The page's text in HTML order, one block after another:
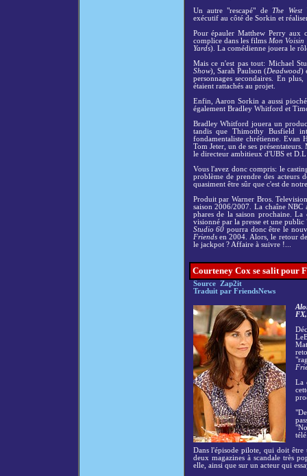
Un autre "rescapé" deThe West
exécutif au côté de Sorkin et
Pour épauler Matthew Perry aux
complice dans les films Mon Voisin
Yards). La comédienne jouera le
Mais ce n'est pas tout: Michael
Show), Sarah Paulson (Deadwood)
personnages secondaires. En
étaient rattachés au projet.
Enfin, Aaron Sorkin a aussi
également Bradley Whitford et
Bradley Whitford jouera un
tandis que Thimothy Busfield
fondamentaliste chrétienne. Evan
Tom Jeter, un de ses
le directeur ambitieux d'UBS et
Vous l'avez donc compris: le
problème de prendre des acteurs
quasiment être sûr que c'est de
Produit par Warner Bros.
saison 2006/2007. La chaîne NBC
phares de la saison prochaine.
visionné par la presse et une
Studio 60 pourra donc être le
Friendsen 2004. Alors, le retour
le jackpot ? Affaire à suivre !...
Courteney Cox se salit pour
Source Zap2it
Traduit par FriendsNews
La
Dans l'épisode pilote, qui doit
deux magazines à scandale très
elle, ainsi que sur un acteur qui